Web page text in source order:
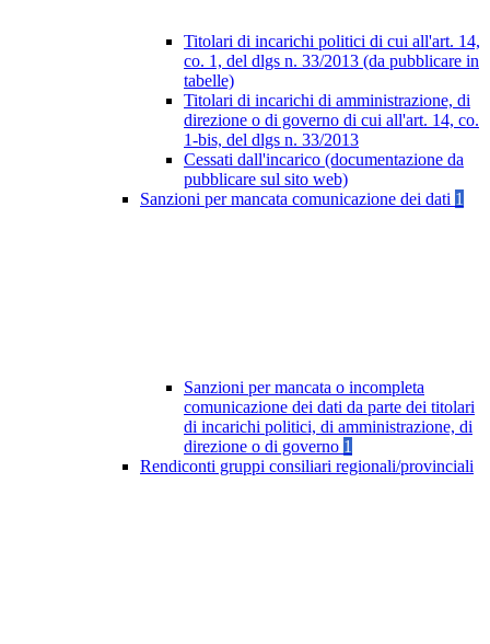
Titolari di incarichi politici di cui all'art. 14,
co. 1, del dlgs n. 33/2013 (da pubblicare in
tabelle)
Titolari di incarichi di amministrazione, di
direzione o di governo di cui all'art. 14, co.
1-bis, del dlgs n. 33/2013
Cessati dall'incarico (documentazione da
pubblicare sul sito web)
Sanzioni per mancata comunicazione dei dati 1
Sanzioni per mancata o incompleta
comunicazione dei dati da parte dei titolari
di incarichi politici, di amministrazione, di
direzione o di governo 1
Rendiconti gruppi consiliari regionali/provinciali